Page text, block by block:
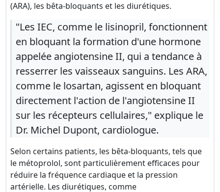
(ARA), les bêta-bloquants et les diurétiques.
"Les IEC, comme le lisinopril, fonctionnent
en bloquant la formation d'une hormone
appelée angiotensine II, qui a tendance à
resserrer les vaisseaux sanguins. Les ARA,
comme le losartan, agissent en bloquant
directement l'action de l'angiotensine II
sur les récepteurs cellulaires," explique le
Dr. Michel Dupont, cardiologue.
Selon certains patients, les bêta-bloquants, tels que
le métoprolol, sont particulièrement efficaces pour
réduire la fréquence cardiaque et la pression
artérielle. Les diurétiques, comme